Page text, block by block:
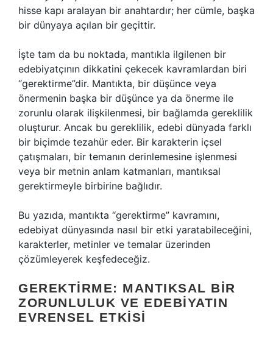
hisse kapı aralayan bir anahtardır; her cümle, başka
bir dünyaya açılan bir geçittir.
İşte tam da bu noktada, mantıkla ilgilenen bir
edebiyatçının dikkatini çekecek kavramlardan biri
“gerektirme”dir. Mantıkta, bir düşünce veya
önermenin başka bir düşünce ya da önerme ile
zorunlu olarak ilişkilenmesi, bir bağlamda gereklilik
oluşturur. Ancak bu gereklilik, edebi dünyada farklı
bir biçimde tezahür eder. Bir karakterin içsel
çatışmaları, bir temanın derinlemesine işlenmesi
veya bir metnin anlam katmanları, mantıksal
gerektirmeyle birbirine bağlıdır.
Bu yazıda, mantıkta “gerektirme” kavramını,
edebiyat dünyasında nasıl bir etki yaratabileceğini,
karakterler, metinler ve temalar üzerinden
çözümleyerek keşfedeceğiz.
GEREKTIRME: MANTIKSAL BIR
ZORUNLULUK VE EDEBIYATIN
EVRENSEL ETKISI